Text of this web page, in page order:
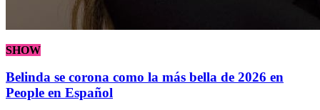
SHOW
Belinda se corona como la más bella de 2026 en
People en Español